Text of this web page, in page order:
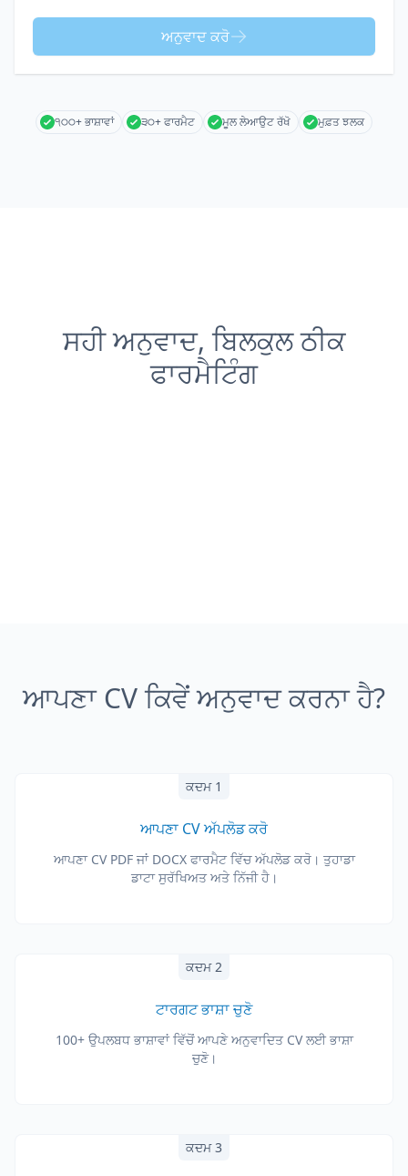
ਅਨੁਵਾਦ ਕਰੋ
੧੦੦+ ਭਾਸ਼ਾਵਾਂ ੩੦+ ਫਾਰਮੈਟ ਮੂਲ ਲੇਆਉਟ ਰੱਖੋ ਮੁਫ਼ਤ ਝਲਕ
ਸਹੀ ਅਨੁਵਾਦ, ਬਿਲਕੁਲ ਠੀਕ
ਫਾਰਮੈਟਿੰਗ
ਆਪਣਾ CV ਕਿਵੇਂ ਅਨੁਵਾਦ ਕਰਨਾ ਹੈ?
ਕਦਮ 1
ਆਪਣਾ CV ਅੱਪਲੋਡ ਕਰੋ
ਆਪਣਾ CV PDF ਜਾਂ DOCX ਫਾਰਮੈਟ ਵਿੱਚ ਅੱਪਲੋਡ ਕਰੋ। ਤੁਹਾਡਾ
ਡਾਟਾ ਸੁਰੱਖਿਅਤ ਅਤੇ ਨਿੱਜੀ ਹੈ।
ਕਦਮ 2
ਟਾਰਗਟ ਭਾਸ਼ਾ ਚੁਣੋ
100+ ਉਪਲਬਧ ਭਾਸ਼ਾਵਾਂ ਵਿੱਚੋਂ ਆਪਣੇ ਅਨੁਵਾਦਿਤ CV ਲਈ ਭਾਸ਼ਾ
ਚੁਣੋ।
ਕਦਮ 3